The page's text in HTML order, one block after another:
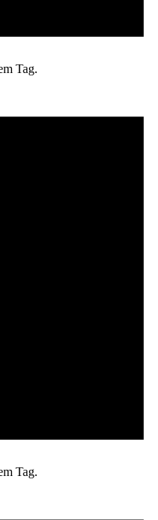
Tag.
Tag.